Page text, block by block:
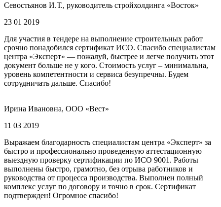
Севостьянов И.Т., руководитель стройхолдинга «Восток»
23 01 2019
Для участия в тендере на выполнение строительных работ
срочно понадобился сертификат ИСО. Спасибо специалистам
центра «Эксперт» — пожалуй, быстрее и легче получить этот
документ больше не у кого. Стоимость услуг – минимальна,
уровень компетентности и сервиса безупречны. Будем
сотрудничать дальше. Спасибо!
Ирина Ивановна, ООО «Вест»
11 03 2019
Выражаем благодарность специалистам центра «Эксперт» за
быстро и профессионально проведенную аттестационную
выездную проверку сертификации по ИСО 9001. Работы
выполнены быстро, грамотно, без отрыва работников и
руководства от процесса производства. Выполнен полный
комплекс услуг по договору и точно в срок. Сертификат
подтвержден! Огромное спасибо!